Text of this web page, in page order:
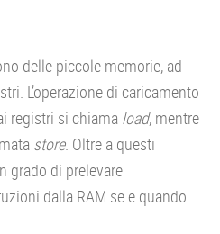
delle piccole memorie, ad
L’operazione di caricamento
registri si chiama load, mentre
store. Oltre a questi
grado di prelevare
dalla RAM se e quando